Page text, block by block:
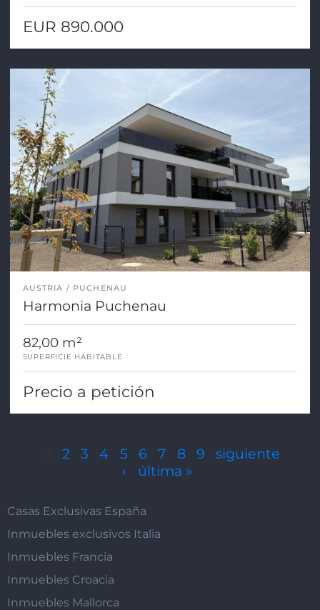
EUR 890.000
AUSTRIA PUCHENAU
Harmonia Puchenau
82,00 m²
SUPERFICIE HABITABLE
Precio a petición
Páginas2 3 4 5 6 7 8 9
siguiente
›
última »
Casas Exclusivas España
Inmuebles exclusivos Italia
Inmuebles Francia
Inmuebles Croacia
Inmuebles Mallorca